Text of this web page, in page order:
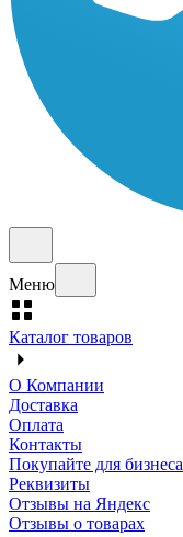
Меню
Каталог товаров
О Компании
Доставка
Оплата
Контакты
Покупайте для бизнеса
Реквизиты
Отзывы на Яндекс
Отзывы о товарах